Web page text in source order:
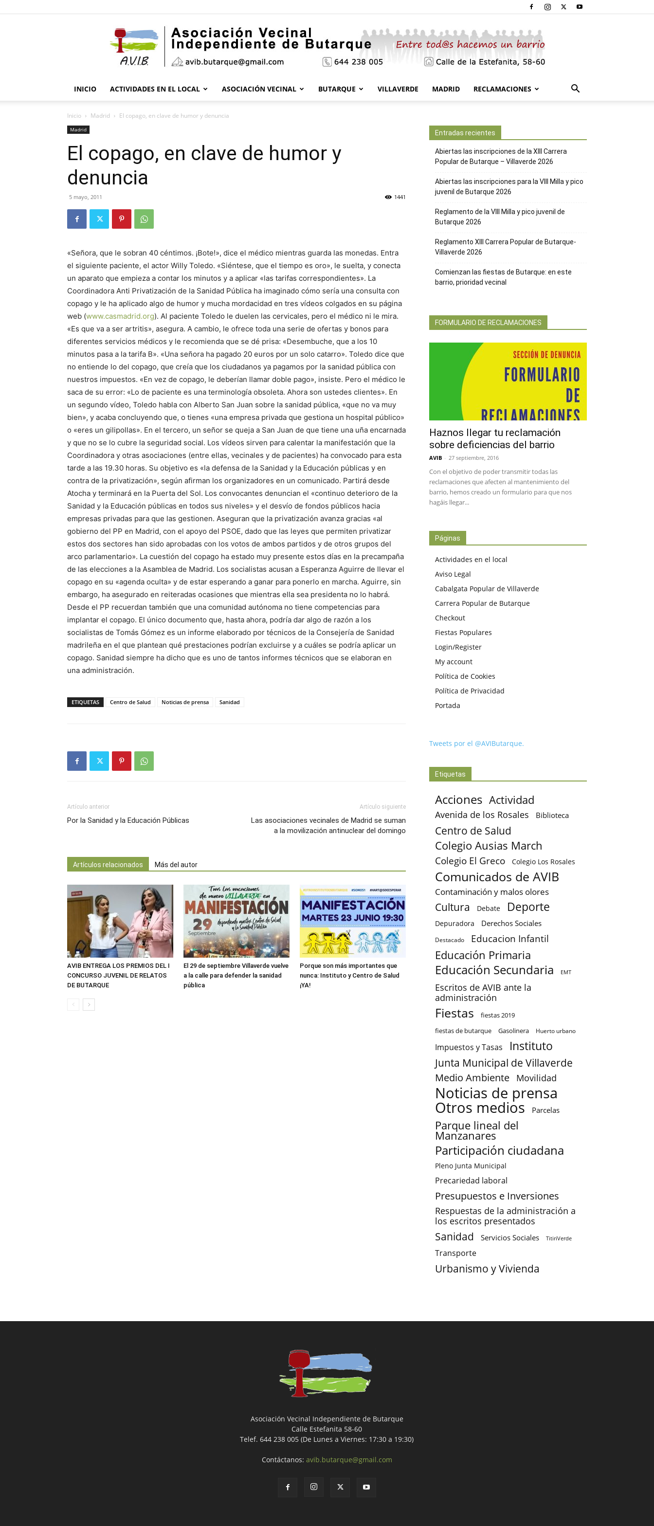
Vecinal
de
Butarque
INICIO ACTIVIDADES EN EL LOCAL ASOCIACIÓN VECINAL BUTARQUE VILLAVERDE MADRID RECLAMACIONES
Inicio Madrid El copago, en clave de humor y denuncia
Madrid
El copago, en clave de humor y
denuncia
5 mayo, 2011 1441
«Señora, que le sobran 40 céntimos. ¡Bote!», dice el médico mientras guarda las monedas. Entra
el siguiente paciente, el actor Willy Toledo. «Siéntese, que el tiempo es oro», le suelta, y conecta
un aparato que empieza a contar los minutos y a aplicar «las tarifas correspondientes». La
Coordinadora Anti Privatización de la Sanidad Pública ha imaginado cómo sería una consulta con
copago y le ha aplicado algo de humor y mucha mordacidad en tres vídeos colgados en su página
web (www.casmadrid.org). Al paciente Toledo le duelen las cervicales, pero el médico ni le mira.
«Es que va a ser artritis», asegura. A cambio, le ofrece toda una serie de ofertas y bonos para
diferentes servicios médicos y le recomienda que se dé prisa: «Desembuche, que a los 10
minutos pasa a la tarifa B». «Una señora ha pagado 20 euros por un solo catarro». Toledo dice que
no entiende lo del copago, que creía que los ciudadanos ya pagamos por la sanidad pública con
nuestros impuestos. «En vez de copago, le deberían llamar doble pago», insiste. Pero el médico le
saca de su error: «Lo de paciente es una terminología obsoleta. Ahora son ustedes clientes». En
un segundo vídeo, Toledo habla con Alberto San Juan sobre la sanidad pública, «que no va muy
bien», y acaba concluyendo que, o tienes «una empresa privada que gestiona un hospital público»
o «eres un gilipollas». En el tercero, un señor se queja a San Juan de que tiene una uña encarnada
y que no se lo cubre la seguridad social. Los vídeos sirven para calentar la manifestación que la
Coordinadora y otras asociaciones (entre ellas, vecinales y de pacientes) ha convocado para esta
tarde a las 19.30 horas. Su objetivo es «la defensa de la Sanidad y la Educación públicas y en
contra de la privatización», según afirman los organizadores en un comunicado. Partirá desde
Atocha y terminará en la Puerta del Sol. Los convocantes denuncian el «continuo deterioro de la
Sanidad y la Educación públicas en todos sus niveles» y el desvío de fondos públicos hacia
empresas privadas para que las gestionen. Aseguran que la privatización avanza gracias «al
gobierno del PP en Madrid, con el apoyo del PSOE, dado que las leyes que permiten privatizar
estos dos sectores han sido aprobadas con los votos de ambos partidos y de otros grupos del
arco parlamentario». La cuestión del copago ha estado muy presente estos días en la precampaña
de las elecciones a la Asamblea de Madrid. Los socialistas acusan a Esperanza Aguirre de llevar el
copago en su «agenda oculta» y de estar esperando a ganar para ponerlo en marcha. Aguirre, sin
embargo, ha asegurado en reiteradas ocasiones que mientras ella sea presidenta no lo habrá.
Desde el PP recuerdan también que una comunidad autónoma no tiene competencias para
implantar el copago. El único documento que, hasta ahora, podría dar algo de razón a los
socialistas de Tomás Gómez es un informe elaborado por técnicos de la Consejería de Sanidad
madrileña en el que plantean qué prestaciones podrían excluirse y a cuáles se podría aplicar un
copago. Sanidad siempre ha dicho que es uno de tantos informes técnicos que se elaboran en
una administración.
ETIQUETAS Centro de Salud Noticias de prensa Sanidad
Artículo anterior
Por la Sanidad y la Educación Públicas
Artículo siguiente
Las asociaciones vecinales de Madrid se suman
a la movilización antinuclear del domingo
Artículos relacionados Más del autor
AVIB ENTREGA LOS PREMIOS DEL I
CONCURSO JUVENIL DE RELATOS
DE BUTARQUE
El 29 de septiembre Villaverde vuelve
a la calle para defender la sanidad
pública
Porque son más importantes que
nunca: Instituto y Centro de Salud
¡YA!
Entradas recientes
Abiertas las inscripciones de la XIII Carrera
Popular de Butarque – Villaverde 2026
Abiertas las inscripciones para la VIII Milla y pico
juvenil de Butarque 2026
Reglamento de la VIII Milla y pico juvenil de
Butarque 2026
Reglamento XIII Carrera Popular de Butarque-
Villaverde 2026
Comienzan las fiestas de Butarque: en este
barrio, prioridad vecinal
FORMULARIO DE RECLAMACIONES
Haznos llegar tu reclamación
sobre deficiencias del barrio
AVIB - 27 septiembre, 2016
Con el objetivo de poder transmitir todas las
reclamaciones que afecten al mantenimiento del
barrio, hemos creado un formulario para que nos
hagáis llegar...
Páginas
Actividades en el local
Aviso Legal
Cabalgata Popular de Villaverde
Carrera Popular de Butarque
Checkout
Fiestas Populares
Login/Register
My account
Política de Cookies
Política de Privacidad
Portada
Tweets por el @AVIButarque.
Etiquetas
Acciones Actividad
Avenida de los Rosales Biblioteca
Centro de Salud
Colegio Ausias March
Colegio El Greco Colegio Los Rosales
Comunicados de AVIB
Contaminación y malos olores
Cultura Debate Deporte
Depuradora Derechos Sociales
Destacado Educacion Infantil
Educación Primaria
Educación Secundaria EMT
Escritos de AVIB ante la
administración
Fiestas
fiestas 2019
fiestas de butarque
Gasolinera Huerto urbano
Impuestos y Tasas Instituto
Junta Municipal de Villaverde
Medio Ambiente Movilidad
Noticias de prensa
Otros medios Parcelas
Parque lineal del
Manzanares
Participación ciudadana
Pleno Junta Municipal
Precariedad laboral
Presupuestos e Inversiones
Respuestas de la administración a
los escritos presentados
Sanidad Servicios Sociales TitiriVerde
Transporte
Urbanismo y Vivienda
Asociación Vecinal Independiente de Butarque
Calle Estefanita 58-60
Telef. 644 238 005 (De Lunes a Viernes: 17:30 a 19:30)
Contáctanos: avib.butarque@gmail.com